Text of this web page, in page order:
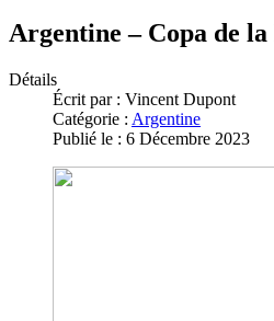
Argentine – Copa de
Détails
Écrit par : Vincent Dupont
Catégorie : Argentine
Publié le : 6 Décembre 2023